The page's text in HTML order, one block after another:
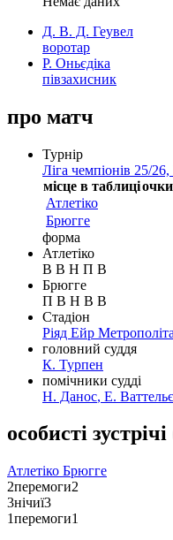
Д. В. Д. Геувел
воротар
Р. Оньєдіка
півзахисник
про матч
Турнір
Ліга чемпіонів 25/
місце в таблиціочки
Атлетіко
Брюгге
форма
Атлетіко
В В Н П В
Брюгге
П В Н В В
Стадіон
Ріяд Ейр
головний суддя
К. Турпен
помічники судді
Н. Данос, Е. Ваттельє
особисті зустрічі
Атлетіко Брюгге
2перемоги2
3нічиї3
1перемоги1